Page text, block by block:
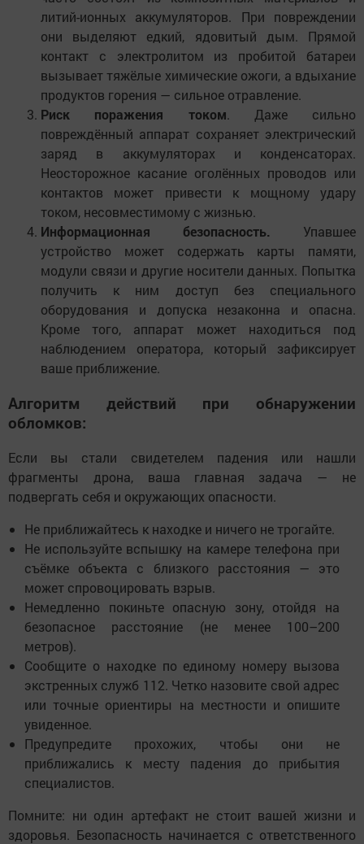
литий-ионных аккумуляторов. При повреждении
они выделяют едкий, ядовитый дым. Прямой
контакт с электролитом из пробитой батареи
вызывает тяжёлые химические ожоги, а вдыхание
продуктов горения — сильное отравление.
Риск поражения током. Даже сильно
повреждённый аппарат сохраняет электрический
заряд в аккумуляторах и конденсаторах.
Неосторожное касание оголённых проводов или
контактов может привести к мощному удару
током, несовместимому с жизнью.
Информационная безопасность. Упавшее
устройство может содержать карты памяти,
модули связи и другие носители данных. Попытка
получить к ним доступ без специального
оборудования и допуска незаконна и опасна.
Кроме того, аппарат может находиться под
наблюдением оператора, который зафиксирует
ваше приближение.
Алгоритм действий при обнаружении
обломков:
Если вы стали свидетелем падения или нашли
фрагменты дрона, ваша главная задача — не
подвергать себя и окружающих опасности.
Не приближайтесь к находке и ничего не трогайте.
Не используйте вспышку на камере телефона при
съёмке объекта с близкого расстояния — это
может спровоцировать взрыв.
Немедленно покиньте опасную зону, отойдя на
безопасное расстояние (не менее 100–200
метров).
Сообщите о находке по единому номеру вызова
экстренных служб 112. Четко назовите свой адрес
или точные ориентиры на местности и опишите
увиденное.
Предупредите прохожих, чтобы они не
приближались к месту падения до прибытия
специалистов.
Помните: ни один артефакт не стоит вашей жизни и
здоровья. Безопасность начинается с ответственного